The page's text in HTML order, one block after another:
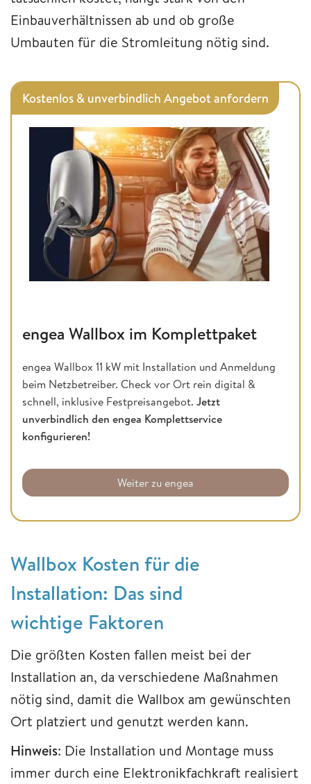
Einbauverhältnissen ab und ob große
Umbauten für die Stromleitung nötig sind.
Kostenlos & unverbindlich Angebot anfordern
engea Wallbox im Komplettpaket
engea Wallbox 11 kW mit Installation und Anmeldung
beim Netzbetreiber. Check vor Ort rein digital &
schnell, inklusive Festpreisangebot. Jetzt
unverbindlich den engea Komplettservice
konfigurieren!
Weiter zu engea
Wallbox Kosten für die
Installation: Das sind
wichtige Faktoren
Die größten Kosten fallen meist bei der
Installation an, da verschiedene Maßnahmen
nötig sind, damit die Wallbox am gewünschten
Ort platziert und genutzt werden kann.
Hinweis: Die Installation und Montage muss
immer durch eine Elektronikfachkraft realisiert